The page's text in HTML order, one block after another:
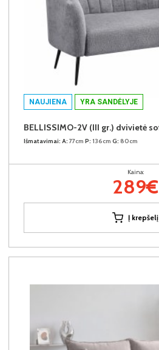
NAUJIENA YRA SANDĖLYJE
Išmatavimai: A: 77cm P: 136cm G: 80cm
Kaina:
289€
Į krepšelį